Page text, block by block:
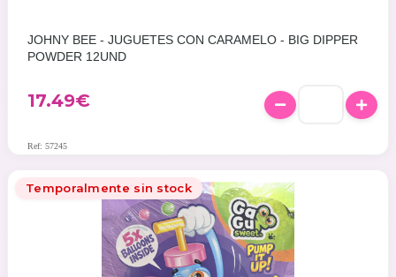
JOHNY BEE - JUGUETES CON CARAMELO - BIG DIPPER
POWDER 12UND
17.49€
Ref: 57245
Temporalmente sin stock